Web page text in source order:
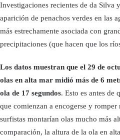
Investigaciones recientes de da Silva
aparición de penachos verdes en las
más estrechamente asociada con
precipitaciones (que hacen que los
Los datos muestran que el 29 de
olas en alta mar midió más de 6
ola de 17 segundos. Esto es antes de
que comienzan a encogerse y romper
surfistas montarían olas mucho más
comparación, la altura de la ola en